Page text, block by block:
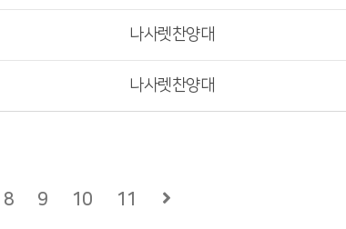
나사렛찬양대
나사렛찬양대
8 9 10 11